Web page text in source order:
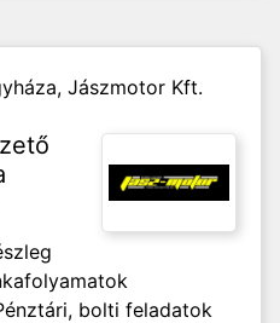
Jászmotor Kft.
bolti feladatok